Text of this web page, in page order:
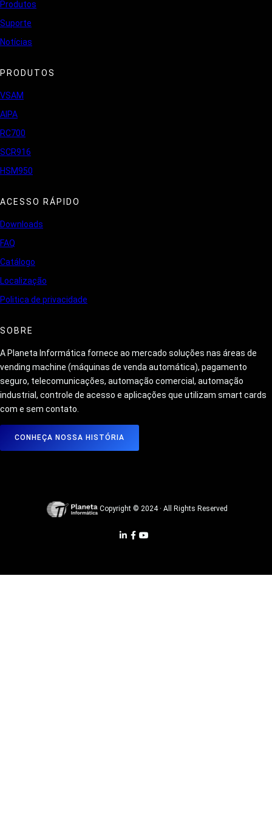
Produtos
Suporte
Notícias
PRODUTOS
VSAM
AIPA
RC700
SCR916
HSM950
ACESSO RÁPIDO
Downloads
FAQ
Catálogo
Localização
Politica de privacidade
SOBRE
A Planeta Informática fornece ao mercado soluções nas áreas de
vending machine (máquinas de venda automática), pagamento
seguro, telecomunicações, automação comercial, automação
industrial, controle de acesso e aplicações que utilizam smart cards
com e sem contato.
CONHEÇA NOSSA HISTÓRIA
Copyright © 2024 · All Rights Reserved